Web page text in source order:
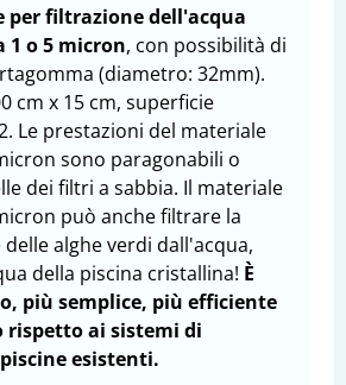
per filtrazione dell'acqua
1 o 5 micron, con possibilità di
(diametro: 32mm).
cm x 15 cm, superficie
Le prestazioni del materiale
sono paragonabili o
dei filtri a sabbia. Il materiale
può anche filtrare la
alghe verdi dall'acqua,
della piscina cristallina! È
più semplice, più efficiente
rispetto ai sistemi di
esistenti.